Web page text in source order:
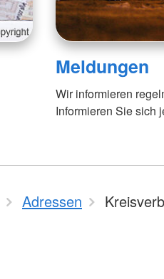
Meldungen
Wir informieren
Informieren Sie sich
Adressen